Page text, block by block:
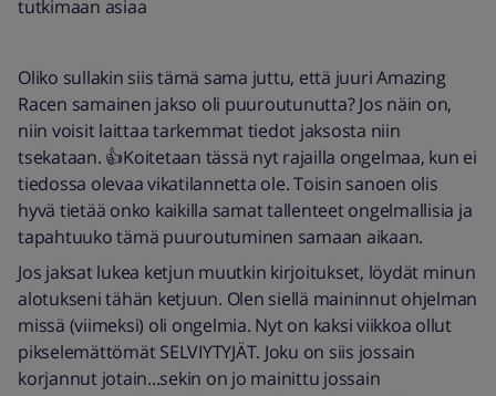
tutkimaan asiaa
Oliko sullakin siis tämä sama juttu, että juuri Amazing
Racen samainen jakso oli puuroutunutta? Jos näin on,
niin voisit laittaa tarkemmat tiedot jaksosta niin
tsekataan. 👍Koitetaan tässä nyt rajailla ongelmaa, kun ei
tiedossa olevaa vikatilannetta ole. Toisin sanoen olis
hyvä tietää onko kaikilla samat tallenteet ongelmallisia ja
tapahtuuko tämä puuroutuminen samaan aikaan.
Jos jaksat lukea ketjun muutkin kirjoitukset, löydät minun
alotukseni tähän ketjuun. Olen siellä maininnut ohjelman
missä (viimeksi) oli ongelmia. Nyt on kaksi viikkoa ollut
pikselemättömät SELVIYTYJÄT. Joku on siis jossain
korjannut jotain...sekin on jo mainittu jossain